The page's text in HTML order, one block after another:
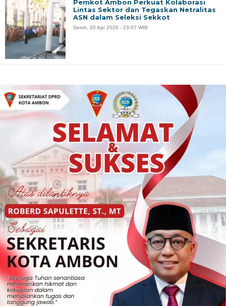
Pemkot Ambon Perkuat Kolaborasi
Lintas Sektor dan Tegaskan Netralitas
ASN dalam Seleksi Sekkot
Senin, 20 Apr 2026 - 23:07 WIB